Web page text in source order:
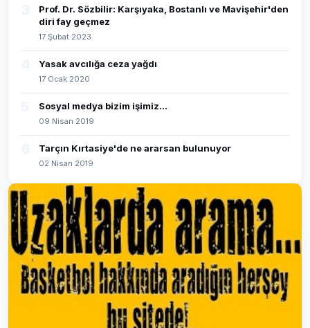
Prof. Dr. Sözbilir: Karşıyaka, Bostanlı ve Mavişehir'den
diri fay geçmez
17 Şubat 2023
Yasak avcılığa ceza yağdı
17 Ocak 2020
Sosyal medya bizim işimiz...
09 Nisan 2019
Tarçın Kırtasiye'de ne ararsan bulunuyor
02 Nisan 2019